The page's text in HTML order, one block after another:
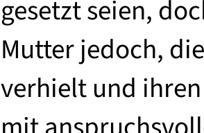
gesetzt seien,
Mutter jedoch,
verhielt und